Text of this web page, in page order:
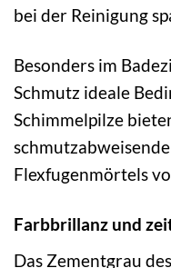
bei der Reinigung
Besonders im
Schmutz ideale
Schimmelpilze
Flexfugenmörtels
Farbbrillanz und
Das Zementgrau